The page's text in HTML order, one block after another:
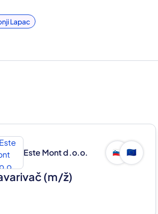
Lapac
Este Mont d.o.o. 🇸🇮 🇪🇺
(m/ž)